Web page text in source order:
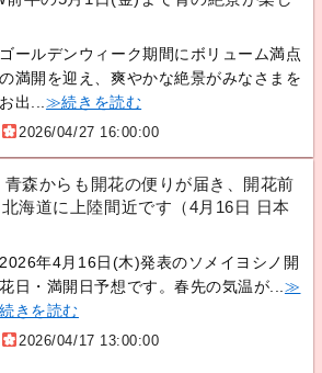
ゴールデンウィーク期間にボリューム満点
の満開を迎え、爽やかな絶景がみなさまを
お出... ≫続きを読む
2026/04/27 16:00:00
青森からも開花の便りが届き、開花前
海道に上陸間近です（4月16日 日本
2026年4月16日(木)発表のソメイヨシノ開
花日・満開日予想です。春先の気温が... ≫
続きを読む
2026/04/17 13:00:00